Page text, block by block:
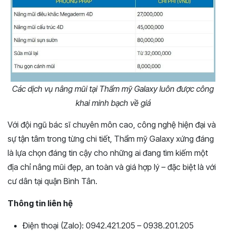
Các dịch vụ nâng mũi tại Thẩm mỹ Galaxy luôn được công
khai minh bạch về giá
Với đội ngũ bác sĩ chuyên môn cao, công nghệ hiện đại và
sự tận tâm trong từng chi tiết, Thẩm mỹ Galaxy xứng đáng
là lựa chọn đáng tin cậy cho những ai đang tìm kiếm một
địa chỉ nâng mũi đẹp, an toàn và giá hợp lý – đặc biệt là với
cư dân tại quận Bình Tân.
Thông tin liên hệ
Điện thoại (Zalo): 0942.421.205 – 0938.201.205